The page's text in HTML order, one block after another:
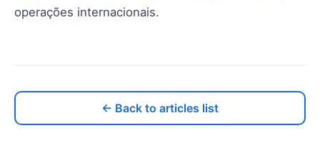
operações internacionais.
← Back to articles list